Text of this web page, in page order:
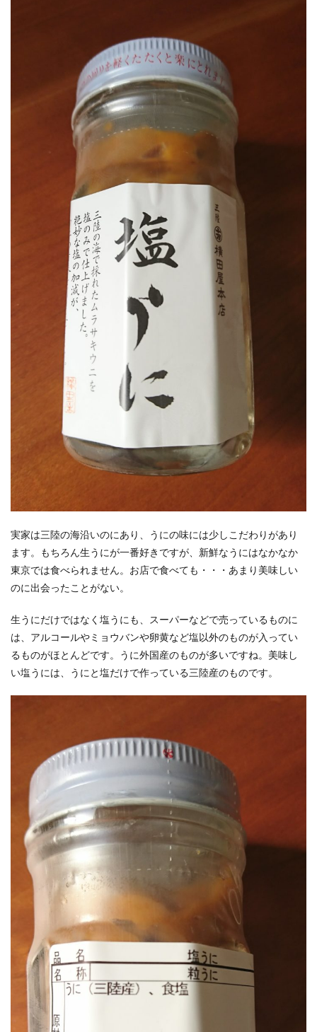
実家は三陸の海沿いのにあり、うにの味には少しこだわりがあり
ます。もちろん生うにが一番好きですが、新鮮なうにはなかなか
東京では食べられません。お店で食べても・・・あまり美味しい
のに出会ったことがない。
生うにだけではなく塩うにも、スーパーなどで売っているものに
は、アルコールやミョウバンや卵黄など塩以外のものが入ってい
るものがほとんどです。うに外国産のものが多いですね。美味し
い塩うには、うにと塩だけで作っている三陸産のものです。